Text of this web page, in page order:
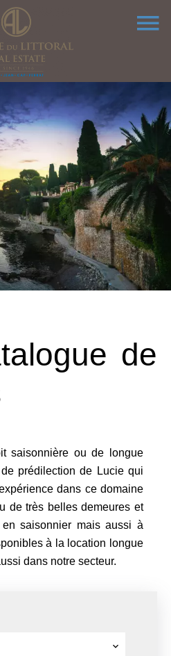
de
saisonnière ou de longue
prédilection de Lucie qui
dans ce domaine
de très belles demeures et
saisonnier mais aussi à
à la location longue
dans notre secteur.